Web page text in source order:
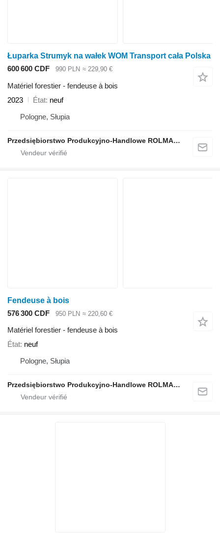
Łuparka Strumyk na wałek WOM Transport cała Polska
600 600 CDF
990 PLN ≈ 229,90 €
Matériel forestier - fendeuse à bois
2023
État neuf
Pologne, Słupia
Przedsiębiorstwo Produkcyjno-Handlowe ROLMAPOL Marcin Dziekan
Fendeuse à bois
576 300 CDF
950 PLN ≈ 220,60 €
Matériel forestier - fendeuse à bois
État neuf
Pologne, Słupia
Przedsiębiorstwo Produkcyjno-Handlowe ROLMAPOL Marcin Dziekan